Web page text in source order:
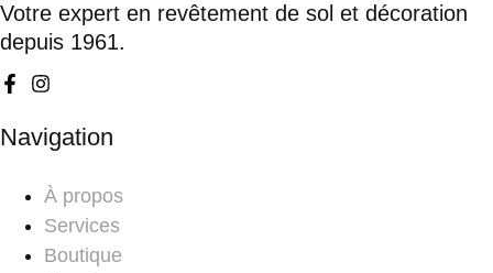
Votre expert en revêtement de sol et décoration
depuis 1961.
Navigation
À propos
Services
Boutique